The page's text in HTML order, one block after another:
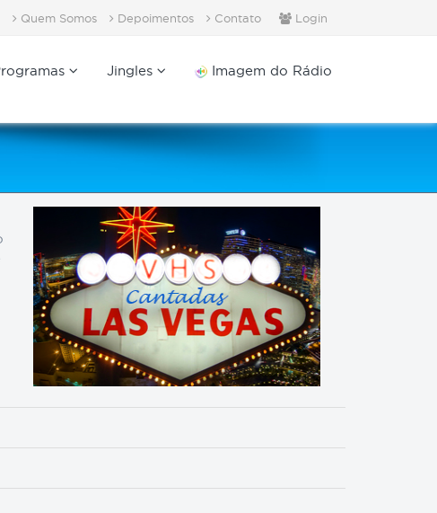
Login
Quem Somos Depoimentos Contato
Jingles Imagem do Rádio